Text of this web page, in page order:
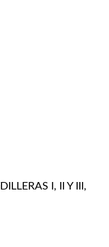
I, II Y III,